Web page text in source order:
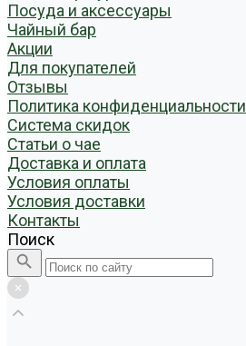
Посуда и аксессуары
Чайный бар
Акции
Для покупателей
Отзывы
Политика конфиденциальности
Система скидок
Статьи о чае
Доставка и оплата
Условия оплаты
Условия доставки
Контакты
Поиск